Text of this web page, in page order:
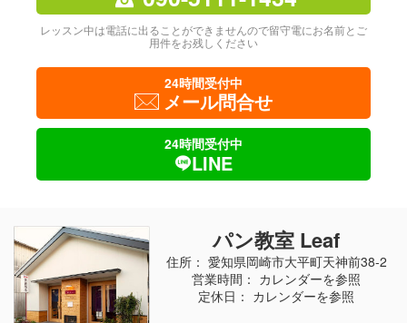
レッスン中は電話に出ることができませんので留守電にお名前とご
用件をお残しください
24時間受付中
メール問合せ
24時間受付中
LINE
パン教室 Leaf
住所： 愛知県岡崎市大平町天神前38-2
営業時間： カレンダーを参照
定休日： カレンダーを参照